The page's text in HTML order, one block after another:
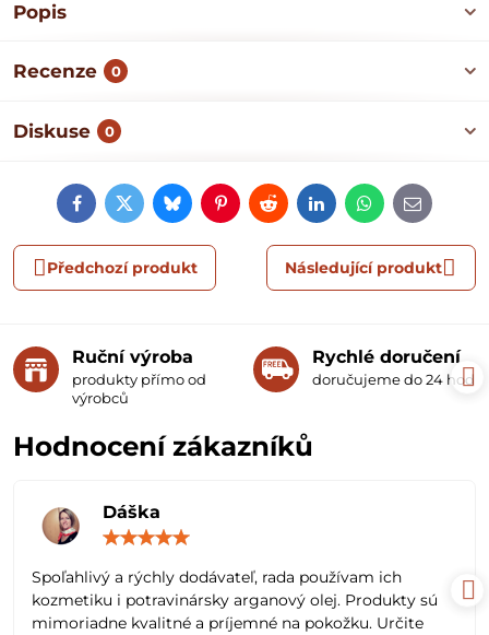
Popis
Recenze 0
Diskuse 0
FacebookTwitterBlueskyPinterestRedditLinkedInWhatsApp
E-
mail
Předchozí produkt Následující produkt
Ruční výroba
produkty přímo od
výrobců
Rychlé doručení
doručujeme do 24 hodin
Hodnocení zákazníků
Dáška
5
Spoľahlivý a rýchly dodávateľ, rada používam ich
kozmetiku i potravinársky arganový olej. Produkty sú
mimoriadne kvalitné a príjemné na pokožku. Určite